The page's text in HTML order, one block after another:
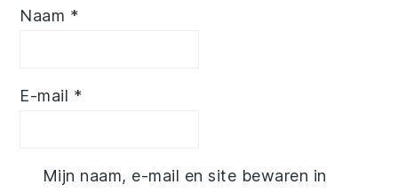
Naam *
E-mail *
Mijn naam, e-mail en site bewaren in